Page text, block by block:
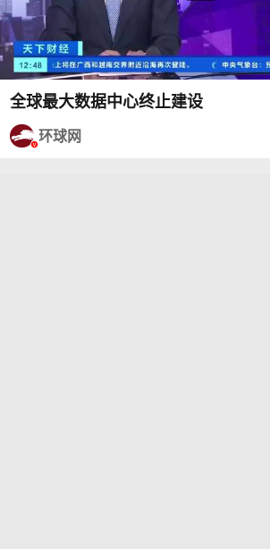
全球最大数据中心终止建设
环球网